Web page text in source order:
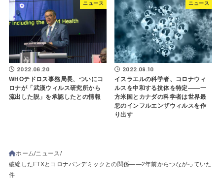
ニュース
2022.06.20
WHOテドロス事務局長、ついにコ
ロナが「武漢ウィルス研究所から
流出した説」を承認したとの情報
ニュース
2022.09.10
イスラエルの科学者、コロナウィ
ルスを中和する抗体を特定――一
方米国とカナダの科学者は世界最
悪のインフルエンザウィルスを作
り出す
ホーム ニュース
破綻したFTXとコロナパンデミックとの関係――2年前からつながっていた
件